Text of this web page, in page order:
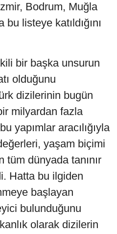
Bodrum, Muğla
listeye katıldığını
bir başka unsurun
olduğunu
dizilerinin bugün
milyardan fazla
yapımlar aracılığıyla
yaşam biçimi
tüm dünyada tanınır
Hatta bu ilgiden
başlayan
bulunduğunu
olarak dizilerin